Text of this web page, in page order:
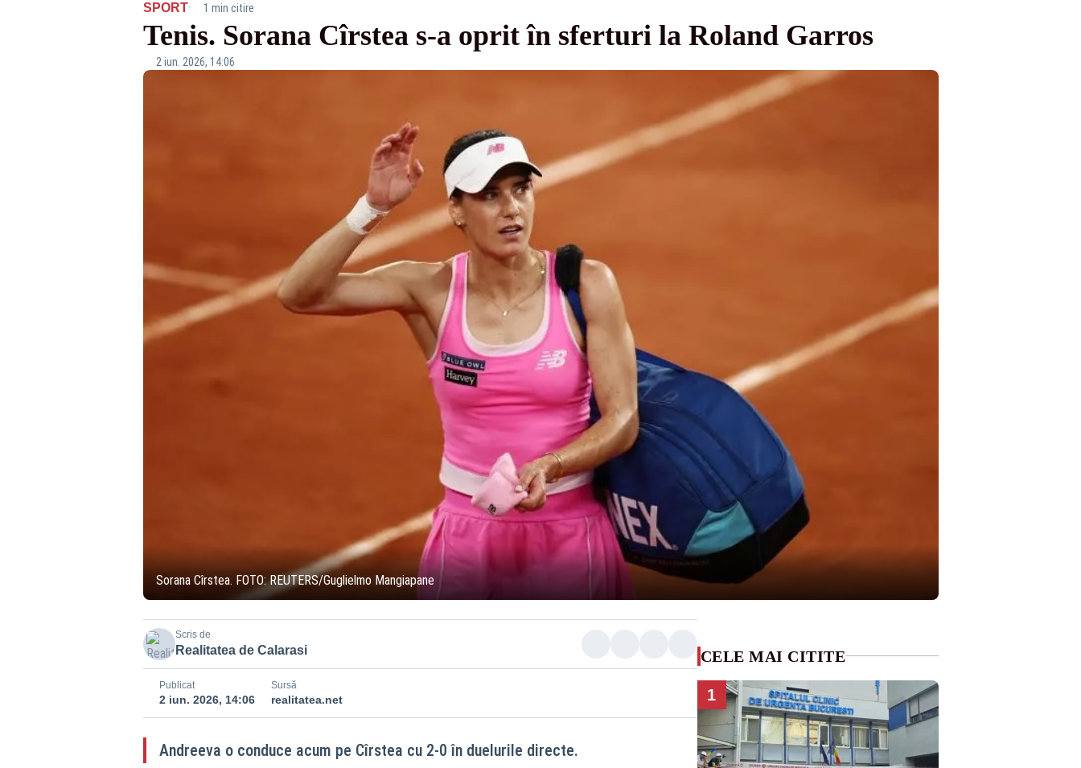
SPORT· 1 min citire
Tenis. Sorana Cîrstea s-a oprit în sferturi la Roland Garros
2 iun. 2026, 14:06
Sorana Cîrstea. FOTO: REUTERS/Guglielmo Mangiapane
Scris de
Realitatea de Calarasi
Publicat
2 iun. 2026, 14:06
Sursă
realitatea.net
Andreeva o conduce acum pe Cîrstea cu 2-0 în duelurile directe.
CELE MAI CITITE
1